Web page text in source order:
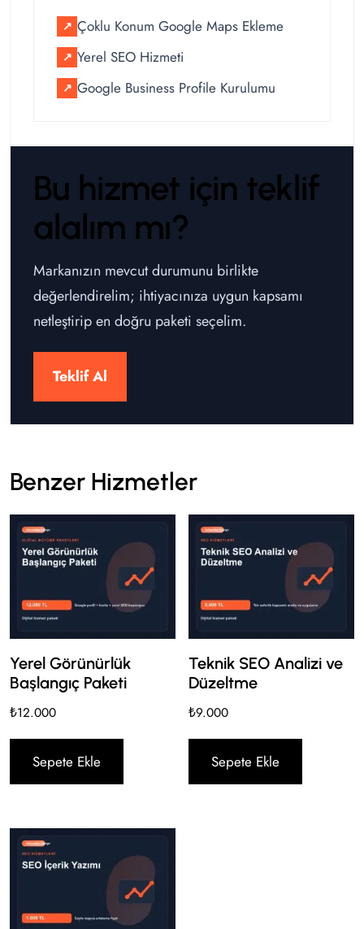
↗ Çoklu Konum Google Maps Ekleme
↗ Yerel SEO Hizmeti
↗ Google Business Profile Kurulumu
Bu hizmet için teklif
alalım mı?
Markanızın mevcut durumunu birlikte
değerlendirelim; ihtiyacınıza uygun kapsamı
netleştirip en doğru paketi seçelim.
Teklif Al
Benzer Hizmetler
Yerel Görünürlük
Başlangıç Paketi
₺12.000
Sepete Ekle
Teknik SEO Analizi ve
Düzeltme
₺9.000
Sepete Ekle